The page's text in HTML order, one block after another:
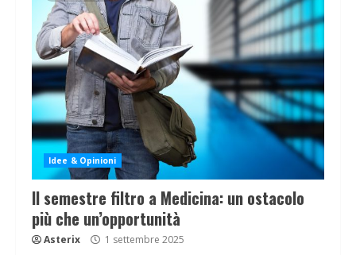
Idee & Opinioni
Il semestre filtro a Medicina: un ostacolo
più che un’opportunità
Asterix 1 settembre 2025